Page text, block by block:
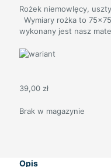
Rożek niemowlęcy,
Wymiary rożka to
wykonany jest nasz
39,00 zł
Brak w magazynie
Opis